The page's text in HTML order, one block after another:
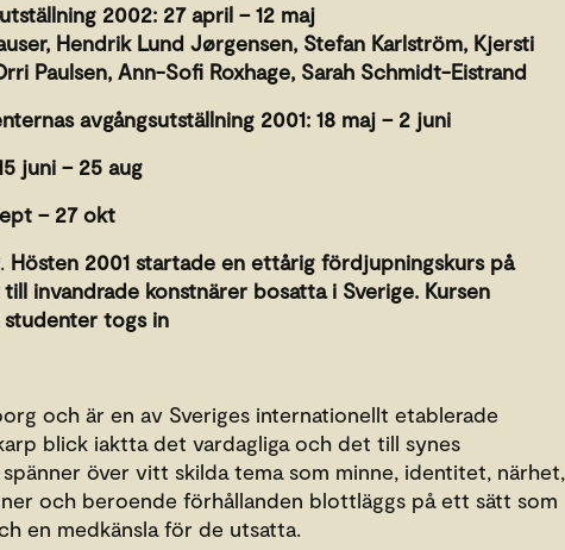
2002: 27 april – 12 maj
Hendrik Lund Jørgensen, Stefan Karlström, Kjersti
Paulsen, Ann-Sofi Roxhage, Sarah Schmidt-Eistrand
avgångsutställning 2001: 18 maj – 2 juni
juni – 25 aug
– 27 okt
. Hösten 2001 startade en ettårig fördjupningskurs på
invandrade konstnärer bosatta i Sverige. Kursen
studenter togs in
och är en av Sveriges internationellt etablerade
blick iaktta det vardagliga och det till synes
över vitt skilda tema som minne, identitet, närhet,
och beroende förhållanden blottläggs på ett sätt som
en medkänsla för de utsatta.